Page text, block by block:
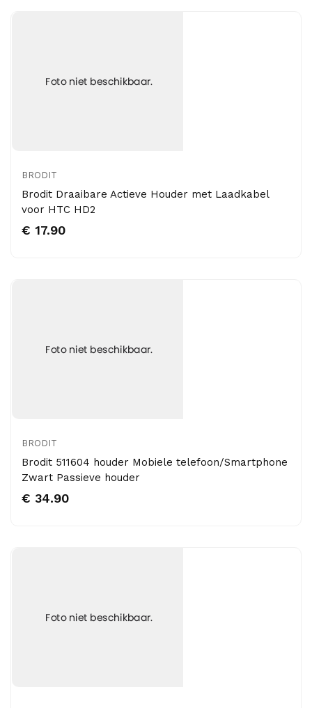
BRODIT
Brodit Draaibare Actieve Houder met Laadkabel
voor HTC HD2
€ 17.90
BRODIT
Brodit 511604 houder Mobiele telefoon/Smartphone
Zwart Passieve houder
€ 34.90